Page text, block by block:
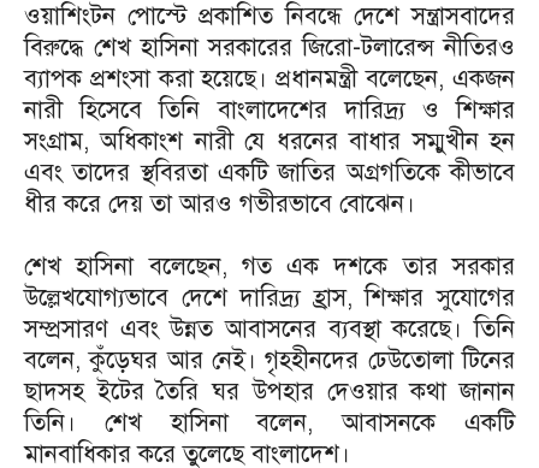
ওয়াশিংটন পোস্টে প্রকাশিত নিবন্ধে দেশে সন্ত্রাসবাদের
বিরুদ্ধে শেখ হাসিনা সরকারের জিরো-টলারেন্স নীতিরও
ব্যাপক প্রশংসা করা হয়েছে। প্রধানমন্ত্রী বলেছেন, একজন
নারী হিসেবে তিনি বাংলাদেশের দারিদ্র্য ও শিক্ষার
সংগ্রাম, অধিকাংশ নারী যে ধরনের বাধার সম্মুখীন হন
এবং তাদের স্থবিরতা একটি জাতির অগ্রগতিকে কীভাবে
ধীর করে দেয় তা আরও গভীরভাবে বোঝেন।
শেখ হাসিনা বলেছেন, গত এক দশকে তার সরকার
উল্লেখযোগ্যভাবে দেশে দারিদ্র্য হ্রাস, শিক্ষার সুযোগের
সম্প্রসারণ এবং উন্নত আবাসনের ব্যবস্থা করেছে। তিনি
বলেন, কুঁড়েঘর আর নেই। গৃহহীনদের ঢেউতোলা টিনের
ছাদসহ ইটের তৈরি ঘর উপহার দেওয়ার কথা জানান
তিনি। শেখ হাসিনা বলেন, আবাসনকে একটি
মানবাধিকার করে তুলেছে বাংলাদেশ।